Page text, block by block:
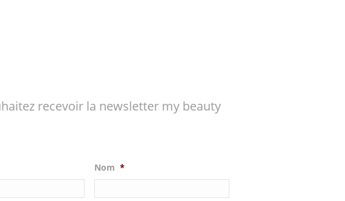
recevoir la newsletter my beauty
Nom *